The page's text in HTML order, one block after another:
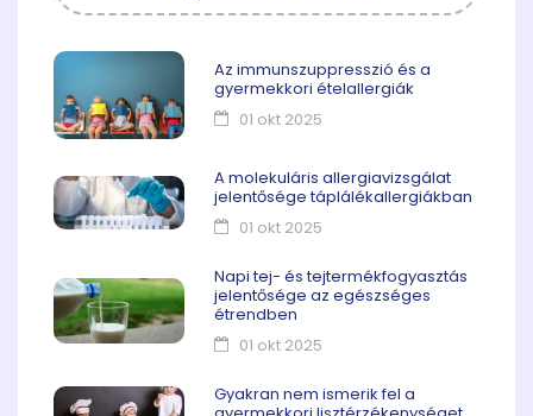
Az immunszuppresszió és a
gyermekkori ételallergiák
01 okt 2025
A molekuláris allergiavizsgálat
jelentősége táplálékallergiákban
01 okt 2025
Napi tej- és tejtermékfogyasztás
jelentősége az egészséges
étrendben
01 okt 2025
Gyakran nem ismerik fel a